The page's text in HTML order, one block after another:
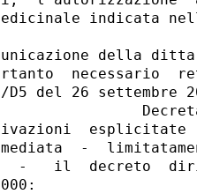
indicata
della
necessario
D5 del 26 settembre
esplicitate
-
-   il  decreto